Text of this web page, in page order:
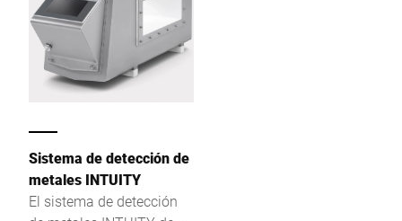
Sistema de detección de
metales INTUITY
El sistema de detección